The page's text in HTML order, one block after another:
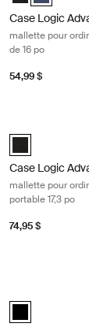
Case Logic
mallette pour
de 16 po
54,99 $
Case Logic
Case Logic
mallette pour
portable 17,3 po
74,95 $
black (selected)